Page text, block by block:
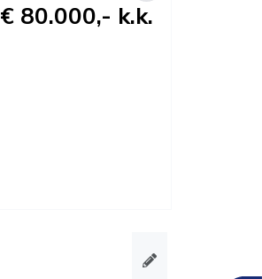
€ 80.000,- k.k.